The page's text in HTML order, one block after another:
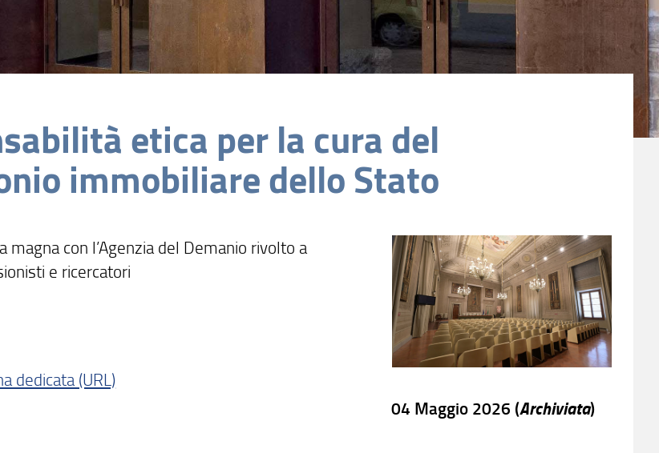
etica per la cura del
immobiliare dello Stato
magna con l’Agenzia del Demanio rivolto a
e ricercatori
dedicata (URL)
04 Maggio 2026 (Archiviata)